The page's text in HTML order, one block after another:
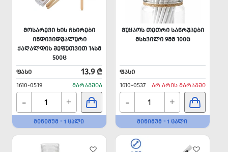
ᲛᲝᲡᲐᲠᲔᲕᲘ ᲮᲘᲡ ᲩᲮᲘᲠᲔᲑᲘ
ᲘᲜᲓᲘᲕᲘᲓᲣᲐᲚᲣᲠᲘ
ᲥᲐᲦᲐᲚᲓᲘᲡ ᲨᲔᲤᲣᲗᲕᲘᲗ 14ᲡᲛ
500Ც
ᲤᲐᲡᲘ
13.9 ₾
1610-0519 ᲛᲐᲠᲐᲒᲨᲘᲐ
- +
ᲛᲘᲜᲘᲛᲣᲛ - 1 ᲪᲐᲚᲘ
ᲛᲣᲧᲐᲝᲡ ᲗᲔᲗᲠᲘ ᲡᲐᲬᲠᲣᲞᲔᲑᲘ
ᲛᲡᲮᲕᲘᲚᲘ 9ᲛᲛ 100Ც
ᲤᲐᲡᲘ
1610-0537
ᲐᲠ ᲐᲠᲘᲡ ᲛᲐᲠᲐᲒᲨᲘ
- +
ᲛᲘᲜᲘᲛᲣᲛ - 1 ᲪᲐᲚᲘ